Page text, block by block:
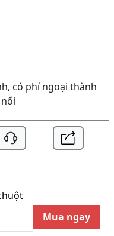
có phí ngoại thành
Mua ngay